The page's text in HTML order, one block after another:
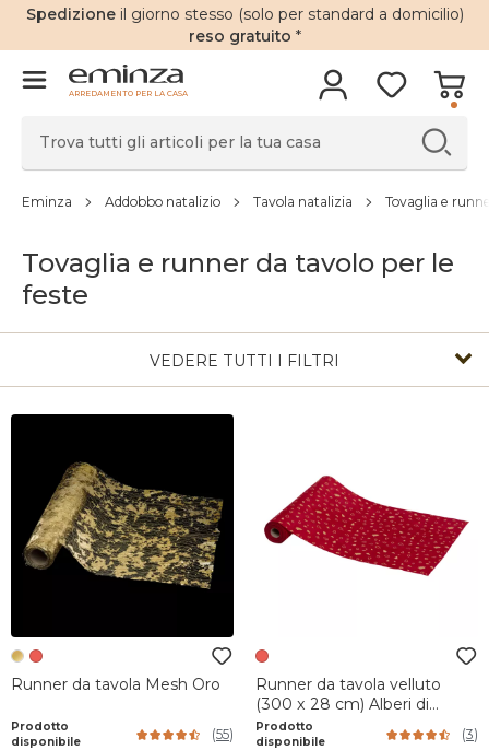
Spedizione il giorno stesso (solo per standard a domicilio)
reso gratuito *
ARREDAMENTO PER LA CASA
Eminza Addobbo natalizio Tavola natalizia Tovaglia e
Tovaglia e runner da tavolo per le
feste
VEDERE TUTTI I FILTRI
Runner da tavola Mesh Oro
Prodotto
disponibile
(55)
Runner da tavola velluto
(300 x 28 cm) Alberi di
Natale Rosso
Prodotto
disponibile
(3)